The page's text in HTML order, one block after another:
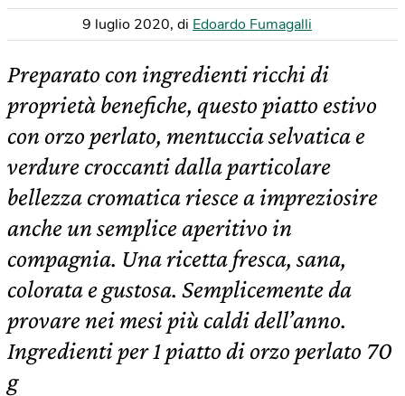
9 luglio 2020, di Edoardo Fumagalli
Preparato con ingredienti ricchi di
proprietà benefiche, questo piatto estivo
con orzo perlato, mentuccia selvatica e
verdure croccanti dalla particolare
bellezza cromatica riesce a impreziosire
anche un semplice aperitivo in
compagnia. Una ricetta fresca, sana,
colorata e gustosa. Semplicemente da
provare nei mesi più caldi dell’anno.
Ingredienti per 1 piatto di orzo perlato 70
g